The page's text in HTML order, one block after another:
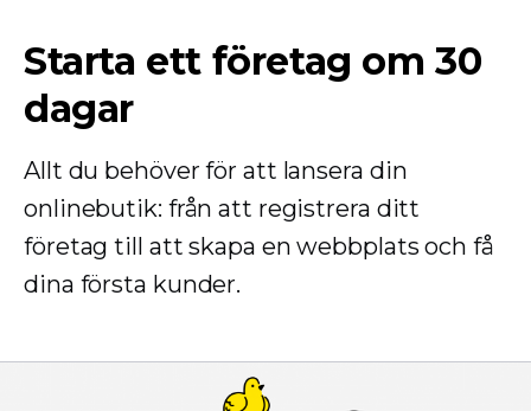
Starta ett företag om 30
dagar
Allt du behöver för att lansera din
onlinebutik: från att registrera ditt
företag till att skapa en webbplats och få
dina första kunder.